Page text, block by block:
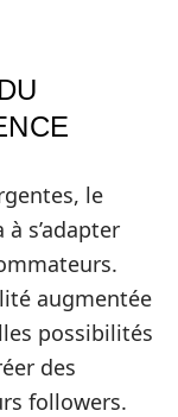
le
s’adapter
augmentée
possibilités
des
followers.